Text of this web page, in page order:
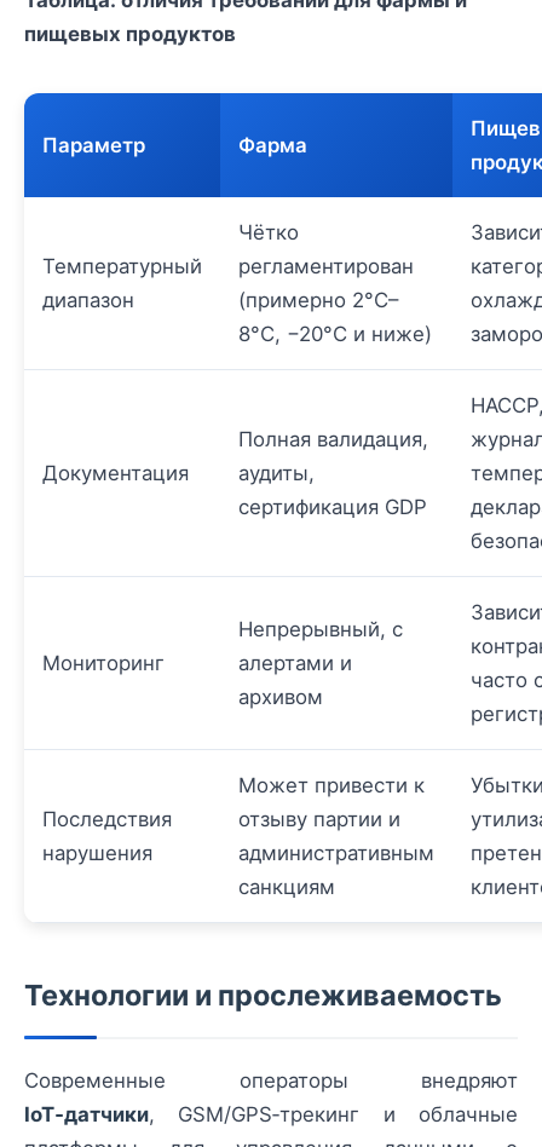
пищевых продуктов
Параметр Фарма
Температурный
диапазон
Чётко
регламентирован
(примерно 2°C–
8°C, −20°C и ниже)
Документация
Полная валидация,
аудиты,
сертификация GDP
Мониторинг
Непрерывный, с
алертами и
архивом
часто
Последствия
нарушения
Может привести к
отзыву партии и
административным
санкциям
Технологии и прослеживаемость
Современные операторы внедряют
IoT‑датчики, GSM/GPS‑трекинг и облачные